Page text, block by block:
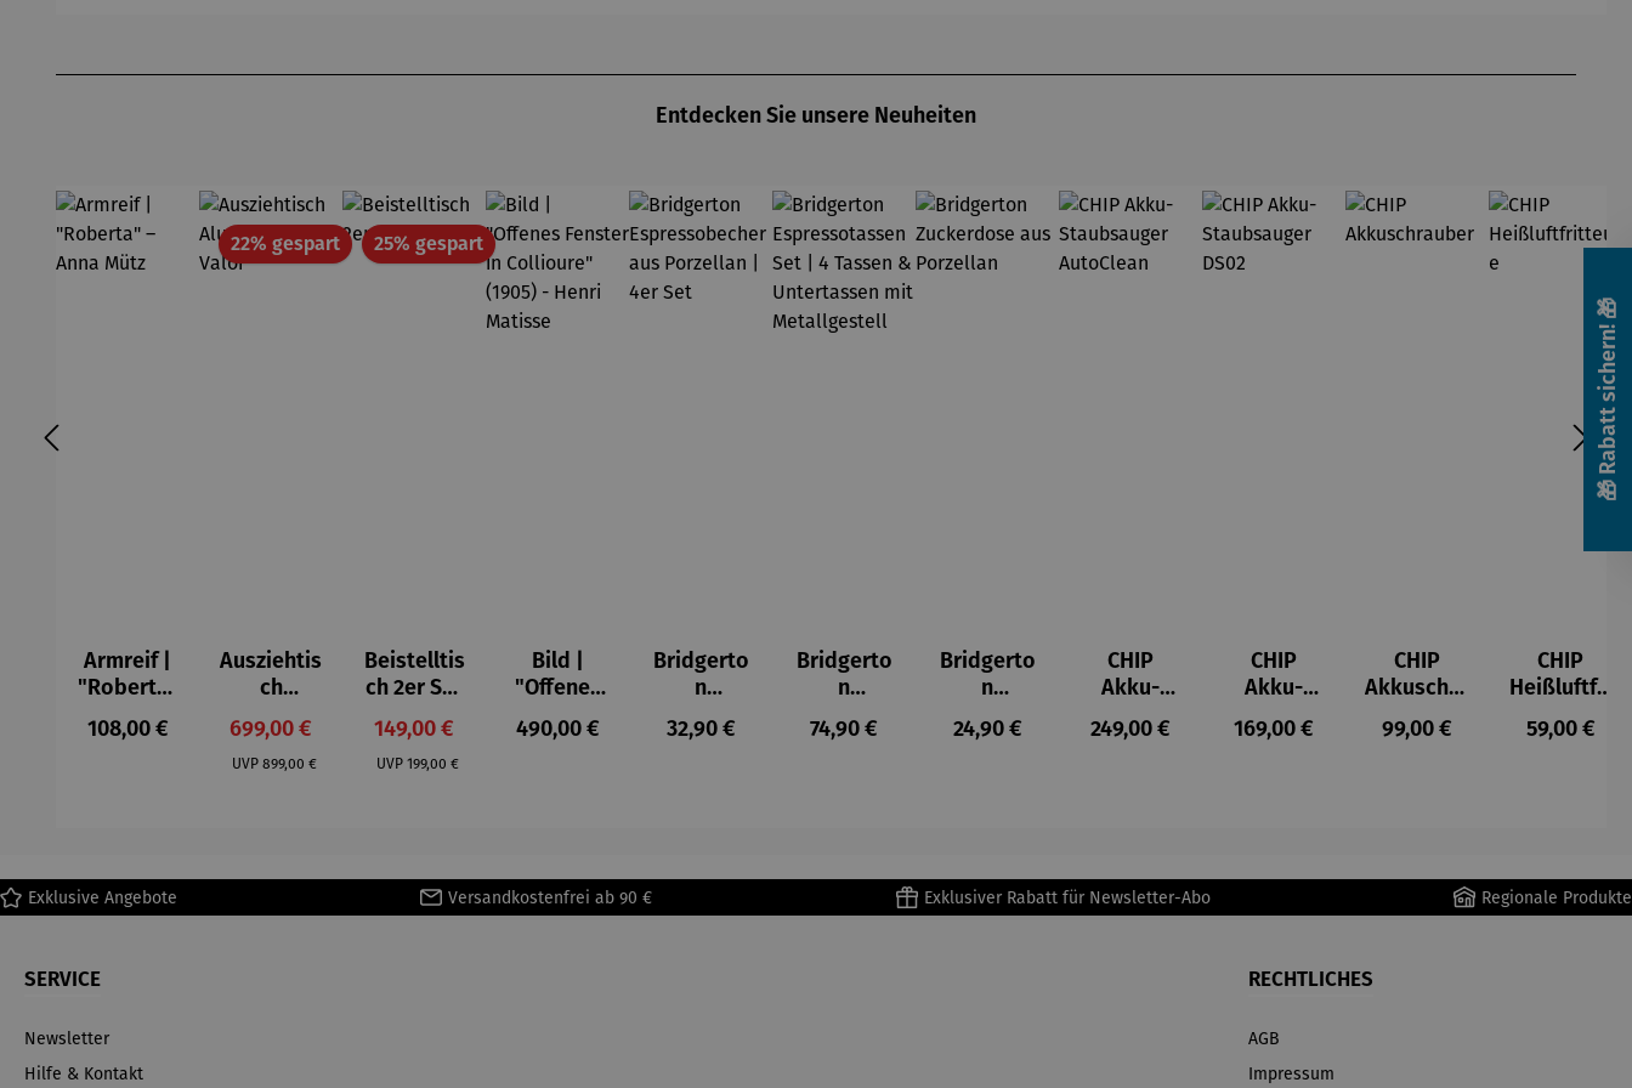
Entdecken Sie unsere Neuheiten
Armreif |
"Roberta"
– Anna
Mütz
Regulärer Preis:
108,00 €
22% gespartRabatt
Ausziehtis
ch
Aluminium
– Valor
Verkaufspreis:
699,00 €
UVP Regulärer Preis:
899,00 €
25% gespartRabatt
Beistelltis
ch 2er Set
– Dalias
Verkaufspreis:
149,00 €
UVP Regulärer Preis:
199,00 €
Bild |
"Offenes
Fenster in
Collioure"
Regulärer Preis:
490,00 €
Bridgerto
n
Espresso
becher
Regulärer Preis:
32,90 €
Bridgerto
n
Espressot
assen Set
Metallges
Regulärer Preis:
74,90 €
Bridgerto
n
Zuckerdo
se aus
Regulärer Preis:
24,90 €
CHIP
Akku-
Staubsau
ger
Regulärer Preis:
249,00 €
CHIP
Akku-
Staubsau
ger DS02
Regulärer Preis:
169,00 €
CHIP
Akkuschra
uber
Regulärer Preis:
99,00 €
CHIP
Heißluftfri
tteuse
Regulärer
59,00 €
Exklusive Angebote Versandkostenfrei ab 90 € Exklusiver Rabatt für Newsletter-Abo Regionale Produkte
SERVICE
Newsletter
Hilfe & Kontakt
RECHTLICHES
AGB
Impressum
🎁 Rabatt sichern! 🎁